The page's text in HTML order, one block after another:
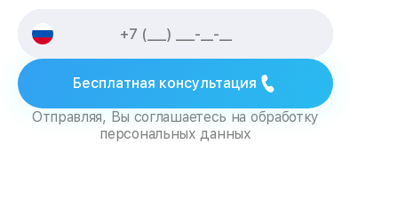
Бесплатная консультация
Отправляя, Вы соглашаетесь на обработку
персональных данных